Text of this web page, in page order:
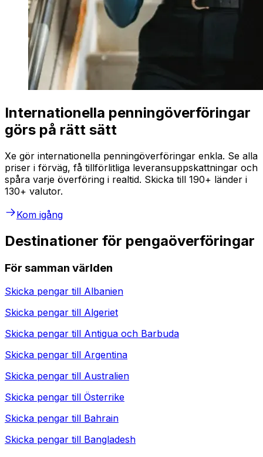
Internationella penningöverföringar
görs på rätt sätt
Xe gör internationella penningöverföringar enkla. Se alla
priser i förväg, få tillförlitliga leveransuppskattningar och
spåra varje överföring i realtid. Skicka till 190+ länder i
130+ valutor.
Kom igång
Destinationer för pengaöverföringar
För samman världen
Skicka pengar till Albanien
Skicka pengar till Algeriet
Skicka pengar till Antigua och Barbuda
Skicka pengar till Argentina
Skicka pengar till Australien
Skicka pengar till Österrike
Skicka pengar till Bahrain
Skicka pengar till Bangladesh